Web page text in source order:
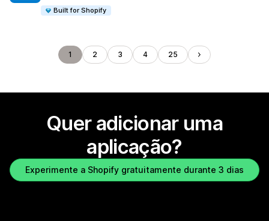
Built for Shopify
1 2 3 4 25
Quer adicionar uma
aplicação?
Experimente a Shopify gratuitamente durante 3 dias